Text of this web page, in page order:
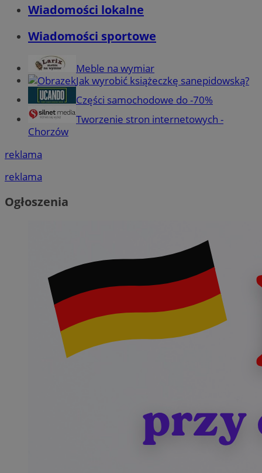
Wiadomości lokalne
Wiadomości sportowe
Meble na wymiar
Jak wyrobić książeczkę sanepidowską?
Części samochodowe do -70%
Tworzenie stron internetowych -
Chorzów
reklama
reklama
Ogłoszenia